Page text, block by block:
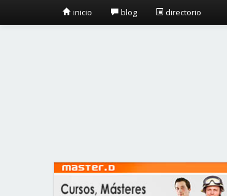
inicio blog directorio